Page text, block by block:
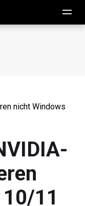
nicht Windows
11